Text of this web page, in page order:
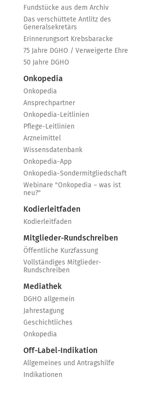
Fundstücke aus dem Archiv
Das verschüttete Antlitz des
Generalsekretärs
Erinnerungsort Krebsbaracke
75 Jahre DGHO / Verweigerte Ehre
50 Jahre DGHO
Onkopedia
Onkopedia
Ansprechpartner
Onkopedia-Leitlinien
Pflege-Leitlinien
Arzneimittel
Wissensdatenbank
Onkopedia-App
Onkopedia-Sondermitgliedschaft
Webinare "Onkopedia – was ist
neu?"
Kodierleitfaden
Kodierleitfaden
Mitglieder-Rundschreiben
Öffentliche Kurzfassung
Vollständiges Mitglieder-
Rundschreiben
Mediathek
DGHO allgemein
Jahrestagung
Geschichtliches
Onkopedia
Off-Label-Indikation
Allgemeines und Antragshilfe
Indikationen